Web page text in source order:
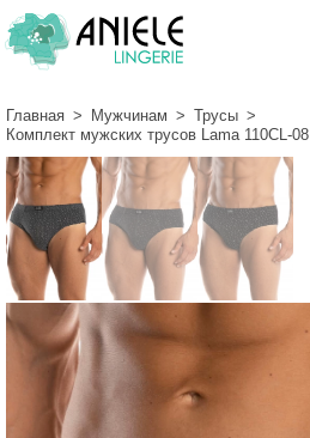
Главная > Мужчинам > Трусы >
Комплект мужских трусов Lama 110CL-08